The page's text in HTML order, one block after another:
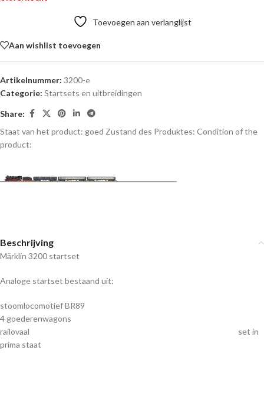
Toevoegen aan verlanglijst
Aan wishlist toevoegen
Artikelnummer: 3200-e
Categorie: Startsets en uitbreidingen
Share:
Staat van het product: goed Zustand des Produktes: Condition of the
product:
Beschrijving
Märklin 3200 startset
Analoge startset bestaand uit:
stoomlocomotief BR89
4 goederenwagons
railovaal set in
prima staat